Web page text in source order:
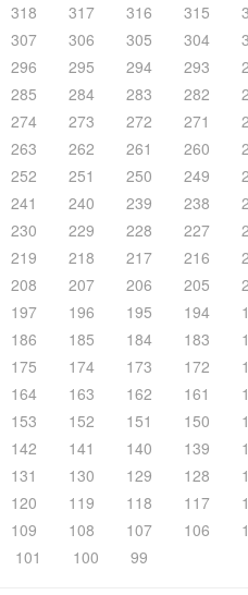
318 317 316 315
307 306 305 304
296 295 294 293
285 284 283 282
274 273 272 271
263 262 261 260
252 251 250 249
241 240 239 238
230 229 228 227
219 218 217 216
208 207 206 205
197 196 195 194
186 185 184 183
175 174 173 172
164 163 162 161
153 152 151 150
142 141 140 139
131 130 129 128
120 119 118 117
109 108 107 106
101 100 99